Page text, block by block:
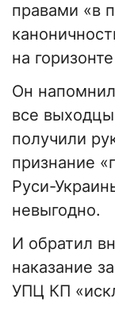
правами «в
на
Он
все выходцы
получили
признание
Руси-
невыгодно.
И обратил
наказание
УПЦ КП